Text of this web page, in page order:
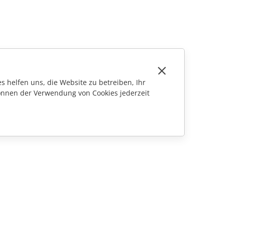
helfen uns, die Website zu betreiben, Ihr
der Verwendung von Cookies jederzeit